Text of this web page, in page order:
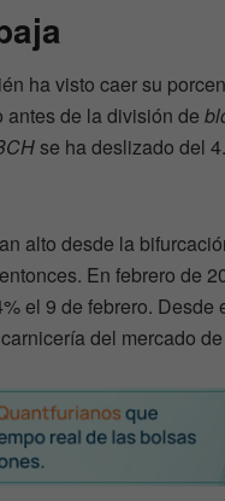
ha visto caer su
de la división de
se ha deslizado del
alto desde la
En febrero de
el 9 de febrero. Desde
del mercado